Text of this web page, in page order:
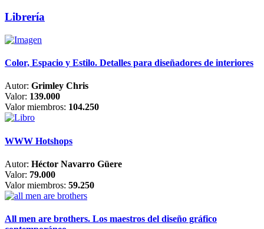
Librería
Color, Espacio y Estilo. Detalles para diseñadores de interiores
Autor: Grimley Chris
Valor: 139.000
Valor miembros: 104.250
WWW Hotshops
Autor: Héctor Navarro Güere
Valor: 79.000
Valor miembros: 59.250
All men are brothers. Los maestros del diseño gráfico